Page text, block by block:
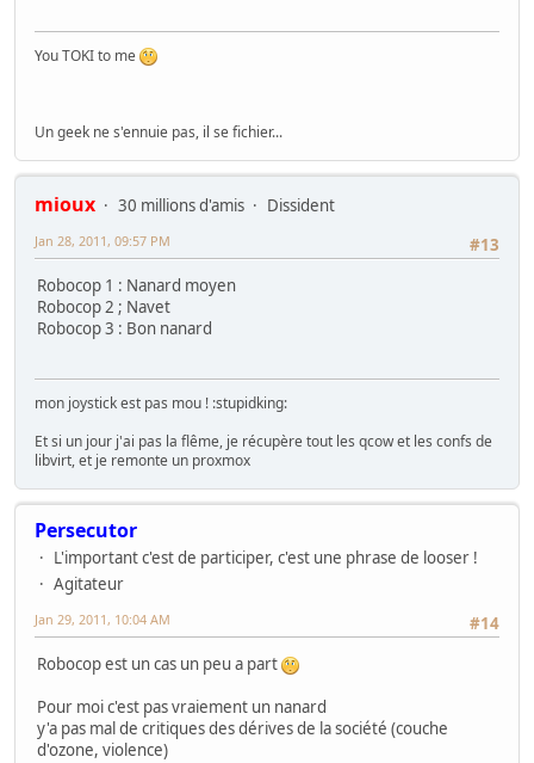
You TOKI to me
Un geek ne s'ennuie pas, il se fichier...
mioux 30 millions d'amis
Dissident
#13
Jan 28, 2011, 09:57 PM
Robocop 1 : Nanard moyen
Robocop 2 ; Navet
Robocop 3 : Bon nanard
mon joystick est pas mou ! :stupidking:
Et si un jour j'ai pas la flême, je récupère tout les qcow et les confs de
libvirt, et je remonte un proxmox
Persecutor
L'important c'est de participer, c'est une phrase de looser !
Agitateur
#14
Jan 29, 2011, 10:04 AM
Robocop est un cas un peu a part
Pour moi c'est pas vraiement un nanard
y'a pas mal de critiques des dérives de la société (couche
d'ozone, violence)